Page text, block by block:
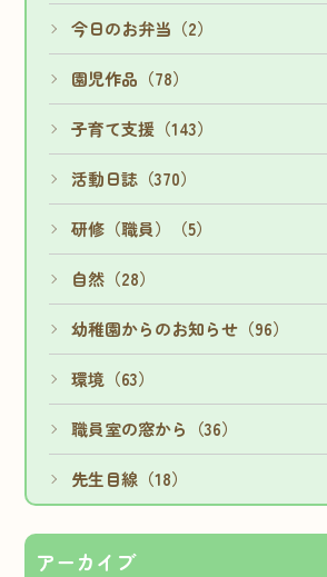
今日のお弁当（2）
園児作品（78）
子育て支援（143）
活動日誌（370）
研修（職員）（5）
自然（28）
幼稚園からのお知らせ（96）
環境（63）
職員室の窓から（36）
先生目線（18）
アーカイブ